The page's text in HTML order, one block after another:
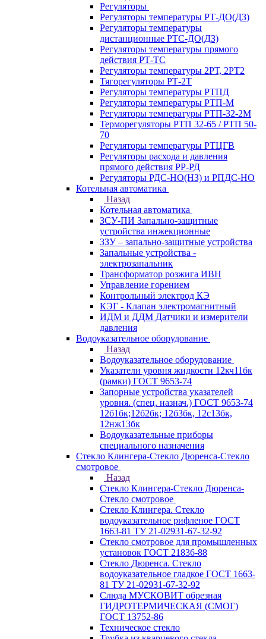
Регуляторы
Регуляторы температуры РТ-ДО(ДЗ)
Регуляторы температуры
дистанционные РТС-ДО(ДЗ)
Регуляторы температуры прямого
действия РТ-ТС
Регуляторы температуры 2РТ, 2РT2
Тягорегуляторы РТ-2Т
Регуляторы температуры РТПД
Регуляторы температуры РТП-M
Регуляторы температуры РТП-32-2М
Терморегуляторы РТП 32-65 / РТП 50-
70
Регуляторы температуры РТЦГВ
Регуляторы расхода и давления
прямого действия РР-РД
Регуляторы РДС-НО(НЗ) и РПДС-НО
Котельная автоматика
Назад
Котельная автоматика
ЗСУ-ПИ Запально-защитные
устройства инжекционные
ЗЗУ – запально-защитные устройства
Запальные устройства -
электрозапальник
Трансформатор розжига ИВН
Управление горением
Контрольный электрод КЭ
КЭГ - Клапан электромагнитный
ИДМ и ДДМ Датчики и измерители
давления
Водоуказательное оборудование
Назад
Водоуказательное оборудование
Указатели уровня жидкости 12кч11бк
(рамки) ГОСТ 9653-74
Запорные устройства указателей
уровня. (спец. назнач.) ГОСТ 9653-74
12б1бк;12б2бк; 12б3бк, 12с13бк,
12нж13бк
Водоуказательные приборы
специального назначения
Стекло Клингера-Стекло Дюренса-Стекло
смотровое
Назад
Стекло Клингера-Стекло Дюренса-
Стекло смотровое
Стекло Клингера. Стекло
водоуказательное рифленое ГОСТ
1663-81 ТУ 21-02931-67-32-92
Стекло смотровое для промышленных
установок ГОСТ 21836-88
Стекло Дюренса. Стекло
водоуказательное гладкое ГОСТ 1663-
81 ТУ 21-02931-67-32-92
Слюда МУСКОВИТ обрезная
ГИДРОТЕРМИЧЕСКАЯ (СМОГ)
ГОСТ 13752-86
Техническое стекло